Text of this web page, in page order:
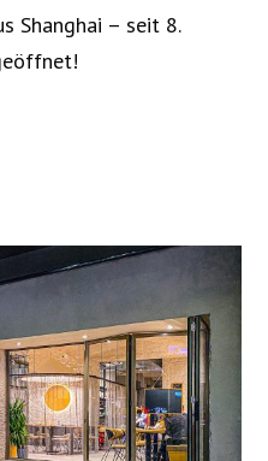
Shanghai – seit 8.